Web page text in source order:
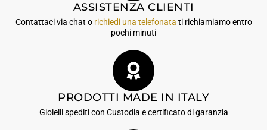
ASSISTENZA CLIENTI
Contattaci via chat o richiedi una telefonata ti richiamiamo entro
pochi minuti
PRODOTTI MADE IN ITALY
Gioielli spediti con Custodia e certificato di garanzia